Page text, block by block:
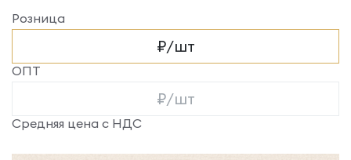
Розница
₽/шт
ОПТ
₽/шт
Средняя цена с НДС